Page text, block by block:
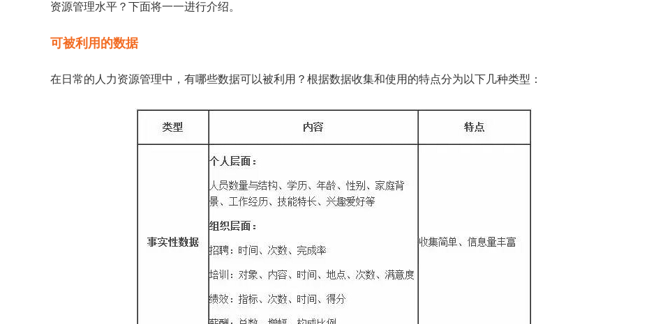
资源管理水平？下面将一一进行介绍。
可被利用的数据
在日常的人力资源管理中，有哪些数据可以被利用？根据数据收集和使用的特点分为以下几种类型：